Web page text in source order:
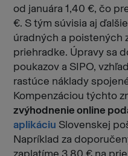
od januára 1,40 €, čo
€. S tým súvisia aj
úradných a poistených
priehradke. Úpravy sa
poukazov a SIPO,
rastúce náklady
Kompenzáciou týchto
zvýhodnenie online
aplikáciu Slovenskej
Napríklad za